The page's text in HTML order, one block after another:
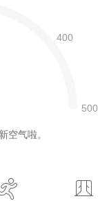
空气啦。